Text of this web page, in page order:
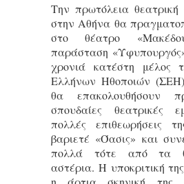
Την πρωτόλεια θεατρική
στην Αθήνα θα
στο θέατρο
παράσταση
χρονιά κατέστη μέλος
Ελλήνων Ηθοποιών
θα επακολουθήσουν
σπουδαίες θεατρικές
πολλές επιθεωρήσεις
βαριετέ «Όασις» και
πολλά τότε από τα
αστέρια. Η υποκριτική